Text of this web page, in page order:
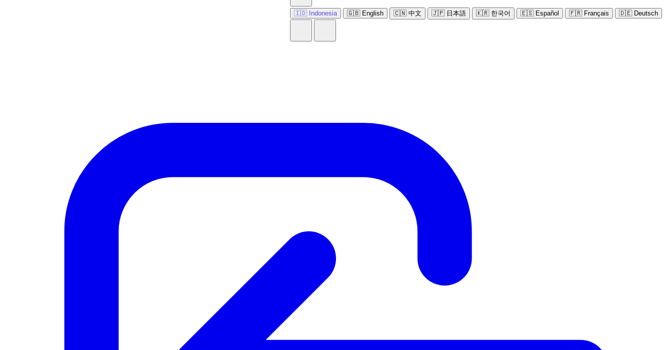
🇮🇩 Indonesia 🇬🇧 English 🇨🇳 中文 🇯🇵 日本語 🇰🇷 한국어 🇪🇸 Español 🇫🇷 Français 🇩🇪 Deutsch